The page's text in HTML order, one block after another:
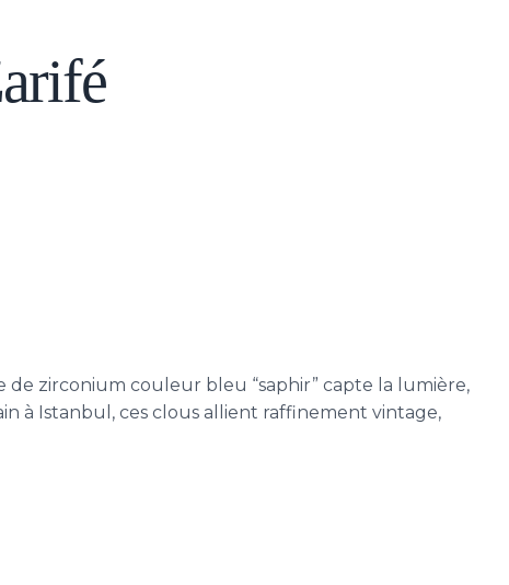
zirconium couleur bleu “saphir” capte la lumière,
à Istanbul, ces clous allient raffinement vintage,